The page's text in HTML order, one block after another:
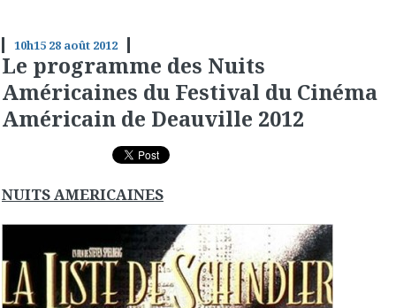
10h15 28 août 2012
Le programme des Nuits
Américaines du Festival du Cinéma
Américain de Deauville 2012
NUITS AMERICAINES